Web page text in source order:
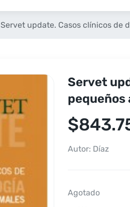
Servet update. Casos clínicos de
Servet
pequeños
$
Autor: Díaz
Agotado